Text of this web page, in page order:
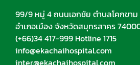
99/9 หมู่ 4 ถนนเอกชัย ตำบลโคกขาม
อำเภอเมือง จังหวัดสมุทรสาคร
(+66)34 417-999 Hotline 1715
info@ekachaihospital.com